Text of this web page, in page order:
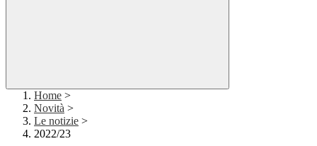
Home >
Novità >
Le notizie >
2022/23